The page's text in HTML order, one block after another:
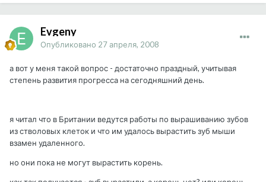
Evgeny
Опубликовано 27 апреля, 2008
а вот у меня такой вопрос - достаточно праздный, учитывая
степень развития прогресса на сегодняшний день.
я читал что в Британии ведутся работы по вырашиванию зубов
из стволовых клеток и что им удалось вырастить зуб мыши
взамен удаленного.
но они пока не могут вырастить корень.